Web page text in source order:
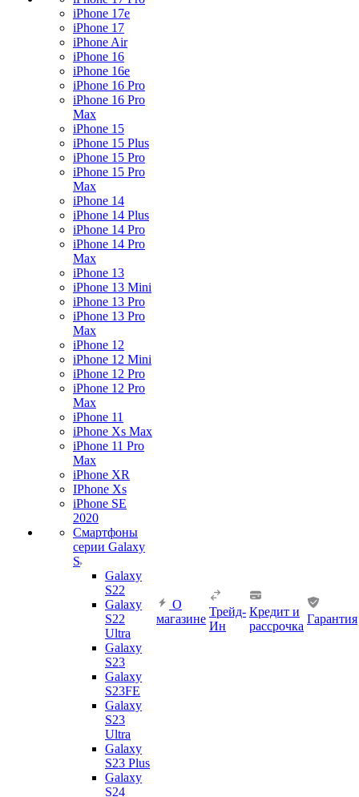
iPhone 17e
iPhone 17
iPhone Air
iPhone 16
iPhone 16e
iPhone 16 Pro
iPhone 16 Pro
Max
iPhone 15
iPhone 15 Plus
iPhone 15 Pro
iPhone 15 Pro
Max
iPhone 14
iPhone 14 Plus
iPhone 14 Pro
iPhone 14 Pro
Max
iPhone 13
iPhone 13 Mini
iPhone 13 Pro
iPhone 13 Pro
Max
iPhone 12
iPhone 12 Mini
iPhone 12 Pro
iPhone 12 Pro
Max
iPhone 11
iPhone Xs Max
iPhone 11 Pro
Max
iPhone XR
IPhone Xs
iPhone SE
2020
Смартфоны
серии Galaxy
S
Galaxy
S22
Galaxy
S22
Ultra
Galaxy
S23
Galaxy
S23FE
Galaxy
S23
Ultra
Galaxy
S23 Plus
Galaxy
S24
О
магазине
Трейд-
Ин
Кредит и
рассрочка
Гарантия